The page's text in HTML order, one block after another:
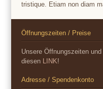
tristique. Etiam non diam
Öffnungszeiten / Preise
Unsere Öffnungszeiten
diesen LINK!
Adresse / Spendenkonto